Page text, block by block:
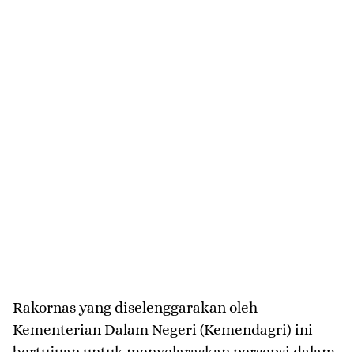
Rakornas yang diselenggarakan oleh
Kementerian Dalam Negeri (Kemendagri) ini